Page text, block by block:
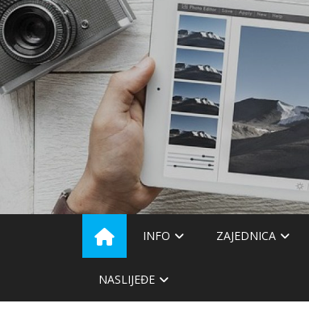
Skip
to
content
INFO ZAJEDNICA
NASLIJEĐE